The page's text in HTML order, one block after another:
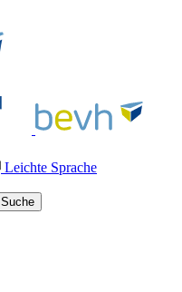
Leichte Sprache
Suche